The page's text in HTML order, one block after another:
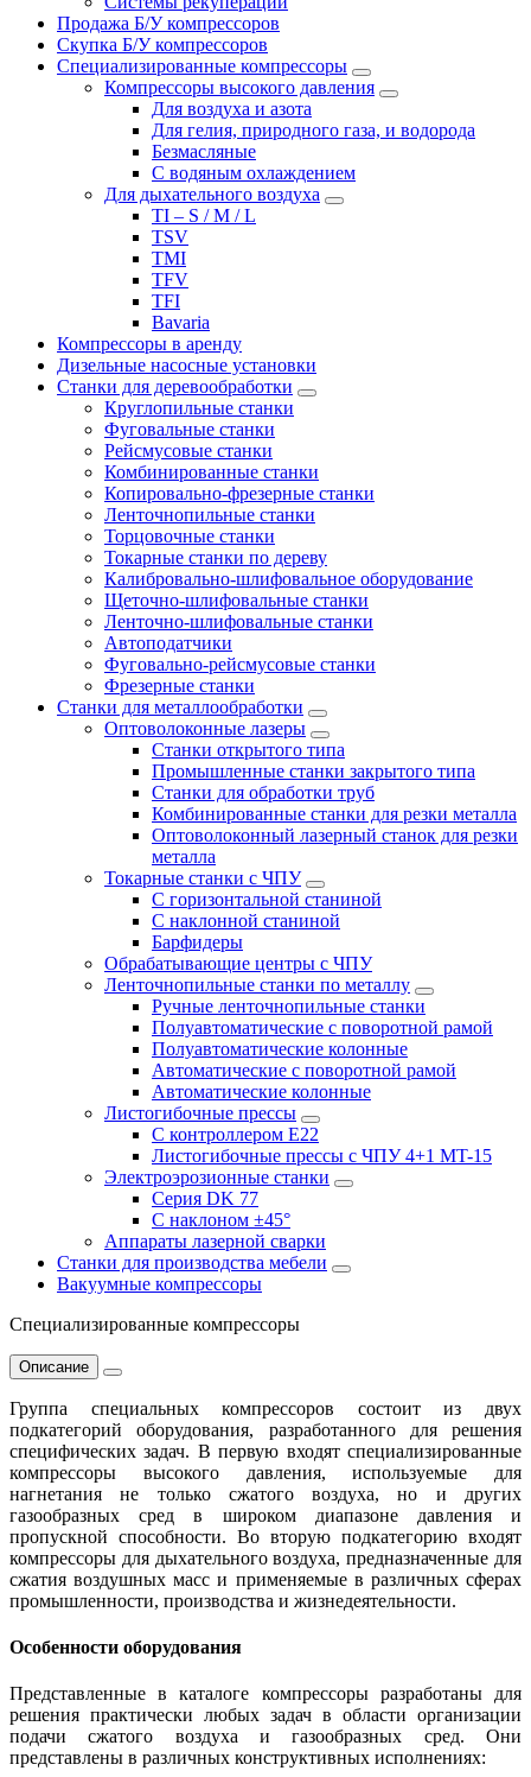
Продажа Б/У компрессоров
Скупка Б/У компрессоров
Специализированные компрессоры
Компрессоры высокого давления
Для воздуха и азота
Для гелия, природного газа, и водорода
Безмасляные
С водяным охлаждением
Для дыхательного воздуха
TI – S / M / L
TSV
TMI
TFV
TFI
Bavaria
Компрессоры в аренду
Дизельные насосные установки
Станки для деревообработки
Круглопильные станки
Фуговальные станки
Рейсмусовые станки
Комбинированные станки
Копировально-фрезерные станки
Ленточнопильные станки
Торцовочные станки
Токарные станки по дереву
Калибровально-шлифовальное оборудование
Щеточно-шлифовальные станки
Ленточно-шлифовальные станки
Автоподатчики
Фуговально-рейсмусовые станки
Фрезерные станки
Станки для металлообработки
Оптоволоконные лазеры
Станки открытого типа
Промышленные станки закрытого типа
Станки для обработки труб
Комбинированные станки для резки металла
Оптоволоконный лазерный станок для резки
металла
Токарные станки с ЧПУ
С горизонтальной станиной
С наклонной станиной
Барфидеры
Обрабатывающие центры с ЧПУ
Ленточнопильные станки по металлу
Ручные ленточнопильные станки
Полуавтоматические с поворотной рамой
Полуавтоматические колонные
Автоматические с поворотной рамой
Автоматические колонные
Листогибочные прессы
С контроллером E22
Листогибочные прессы с ЧПУ 4+1 MT-15
Электроэрозионные станки
Серия DK 77
С наклоном ±45°
Аппараты лазерной сварки
Станки для производства мебели
Вакуумные компрессоры
Специализированные компрессоры
Описание
Группа специальных компрессоров состоит из двух
подкатегорий оборудования, разработанного для решения
специфических задач. В первую входят специализированные
компрессоры высокого давления, используемые для
нагнетания не только сжатого воздуха, но и других
газообразных сред в широком диапазоне давления и
пропускной способности. Во вторую подкатегорию входят
компрессоры для дыхательного воздуха, предназначенные для
сжатия воздушных масс и применяемые в различных сферах
промышленности, производства и жизнедеятельности.
Особенности оборудования
Представленные в каталоге компрессоры разработаны для
решения практически любых задач в области организации
подачи сжатого воздуха и газообразных сред. Они
представлены в различных конструктивных исполнениях: